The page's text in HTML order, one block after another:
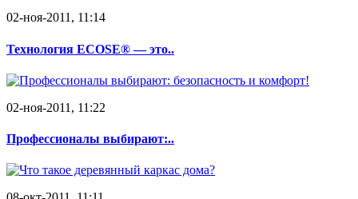
02-ноя-2011, 11:14
Технология ECOSE® — это..
02-ноя-2011, 11:22
Профессионалы выбирают:..